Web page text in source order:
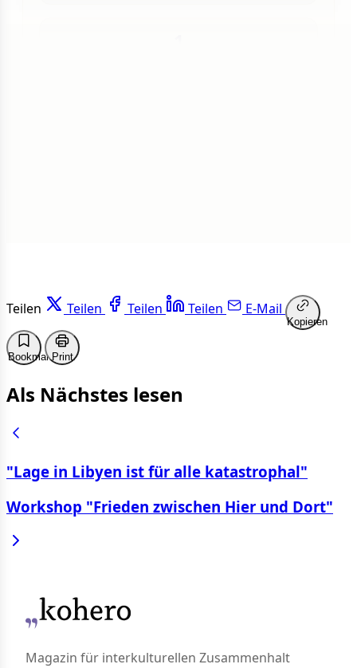
Teilen Teilen Teilen Teilen E-Mail
Kopieren
BookmarkPrint
Als Nächstes lesen
"Lage in Libyen ist für alle katastrophal"
Workshop "Frieden zwischen Hier und Dort"
Magazin für interkulturellen Zusammenhalt